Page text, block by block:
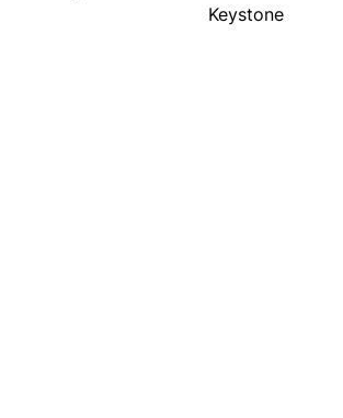
Keystone